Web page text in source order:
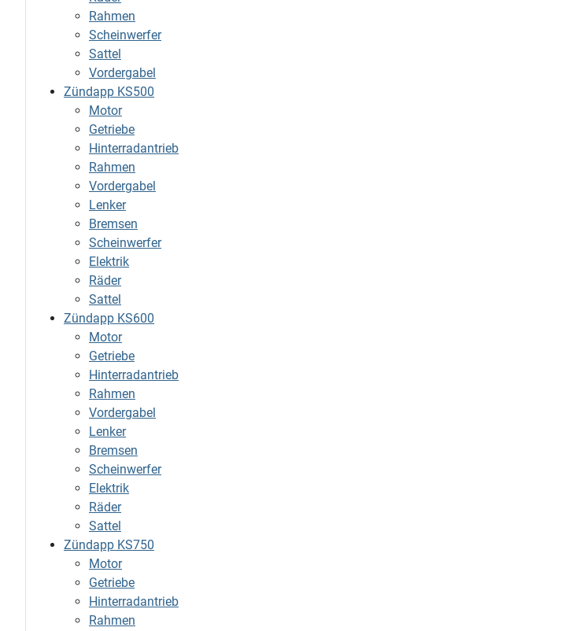
Rahmen
Scheinwerfer
Sattel
Vordergabel
Zündapp KS500
Motor
Getriebe
Hinterradantrieb
Rahmen
Vordergabel
Lenker
Bremsen
Scheinwerfer
Elektrik
Räder
Sattel
Zündapp KS600
Motor
Getriebe
Hinterradantrieb
Rahmen
Vordergabel
Lenker
Bremsen
Scheinwerfer
Elektrik
Räder
Sattel
Zündapp KS750
Motor
Getriebe
Hinterradantrieb
Rahmen